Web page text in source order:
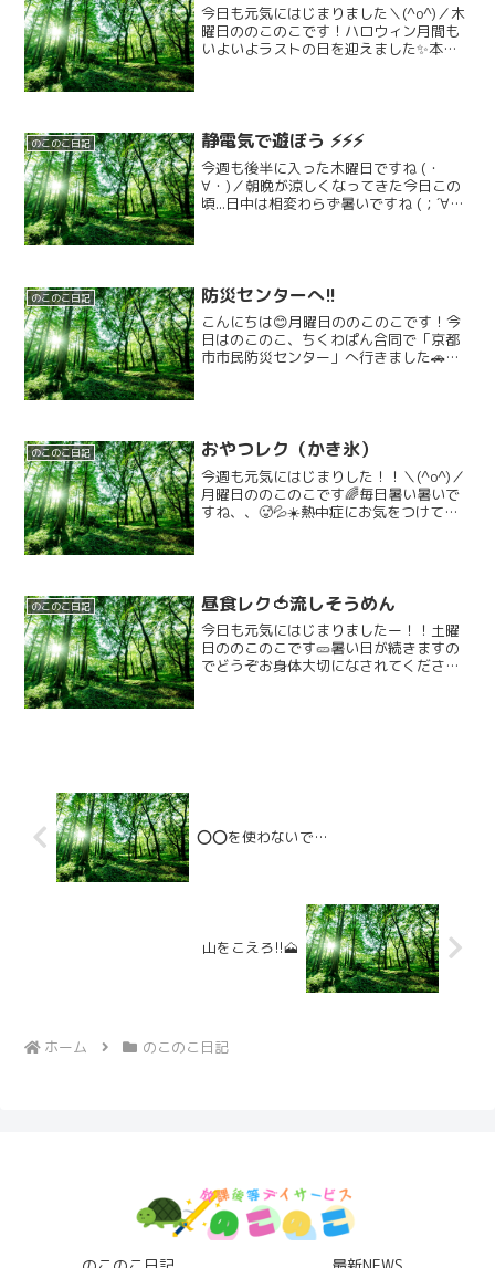
今日も元気にはじまりました＼(^o^)／木
曜日ののこのこです！ハロウィン月間も
いよいよラストの日を迎えました✨️本日
のこのこ日記 静電気で遊ぼう ⚡⚡⚡
今週も後半に入った木曜日ですね (・
∀・)／朝晩が涼しくなってきた今日この
頃...日中は相変わらず暑いですね (；´∀｀)
のこのこ日記 防災センターへ!!
こんにちは😊月曜日ののこのこです！今
日はのこのこ、ちくわぱん合同で「京都
市市民防災センター」へ行きました🚗最
のこのこ日記 おやつレク（かき氷）
今週も元気にはじまりした！！＼(^o^)／
月曜日ののこのこです🌈毎日暑い暑いで
すね、、🥵💦☀️熱中症にお気をつけて、
のこのこ日記 昼食レク🍅流しそうめん
今日も元気にはじまりましたー！！土曜
日ののこのこです🥒暑い日が続きますの
でどうぞお身体大切になされてください
⭕️⭕️を使わないで…
山をこえろ!!🗻
ホーム のこのこ日記